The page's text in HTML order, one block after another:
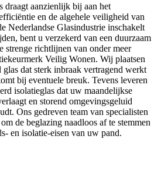
draagt aanzienlijk bij aan het
en de algehele veiligheid van
Nederlandse Glasindustrie inschakelt
bent u verzekerd van een duurzaam
strenge richtlijnen van onder meer
Veilig Wonen. Wij plaatsen
glas dat sterk inbraak vertragend werkt
bij eventuele breuk. Tevens leveren
isolatieglas dat uw maandelijkse
en storend omgevingsgeluid
Ons gedreven team van specialisten
de beglazing naadloos af te stemmen
en isolatie-eisen van uw pand.